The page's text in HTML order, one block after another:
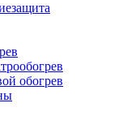
обогрев